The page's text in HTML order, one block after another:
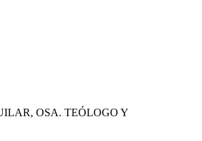
OSA. TEÓLOGO Y